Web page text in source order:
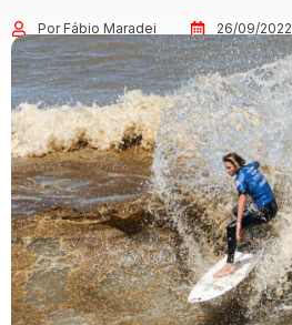
Por Fábio Maradei 26/09/2022